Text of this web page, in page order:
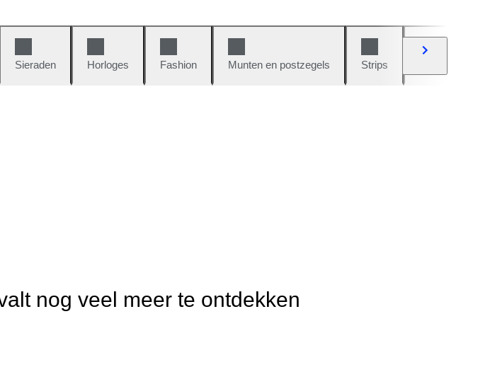
Sieraden Horloges Fashion Munten en postzegels Strips
nog veel meer te ontdekken